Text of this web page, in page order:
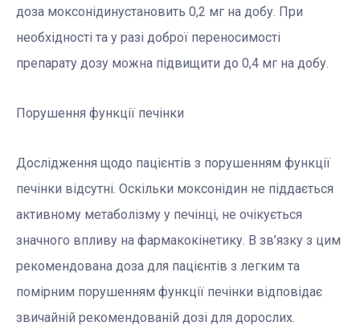
доза моксонідинустановить 0,2 мг на добу. При
необхідності та у разі доброї переносимості
препарату дозу можна підвищити до 0,4 мг на добу.
Порушення функції печінки
Дослідження щодо пацієнтів з порушенням функції
печінки відсутні. Оскільки моксонідин не піддається
активному метаболізму у печінці, не очікується
значного впливу на фармакокінетику. В зв’язку з цим
рекомендована доза для пацієнтів з легким та
помірним порушенням функції печінки відповідає
звичайній рекомендованій дозі для дорослих.